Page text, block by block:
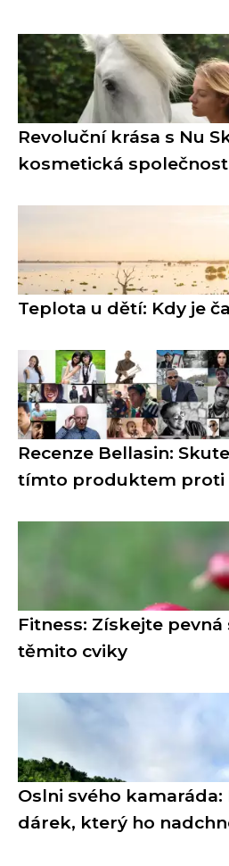
Revoluční krása s Nu
kosmetická
Teplota u dětí: Kdy je
Recenze Bellasin:
tímto produktem proti
Fitness: Získejte
těmito cviky
Oslni svého
dárek, který ho